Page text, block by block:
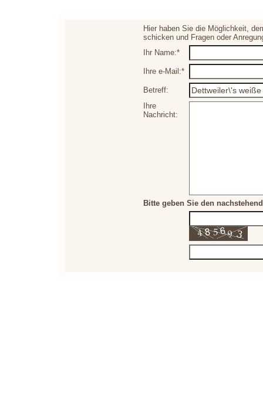
Hier haben Sie die Möglichkeit,
schicken und Fragen oder
Ihr Name:*
Ihre e-Mail:*
Betreff:
Ihre
Nachricht:
Bitte geben Sie den